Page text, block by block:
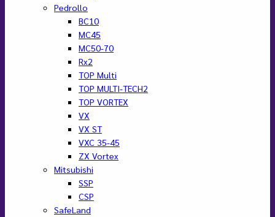
Pedrollo
BC10
MC45
MC50-70
Rx2
TOP Multi
TOP MULTI-TECH2
TOP VORTEX
VX
VX ST
VXC 35-45
ZX Vortex
Mitsubishi
SSP
CSP
SafeLand